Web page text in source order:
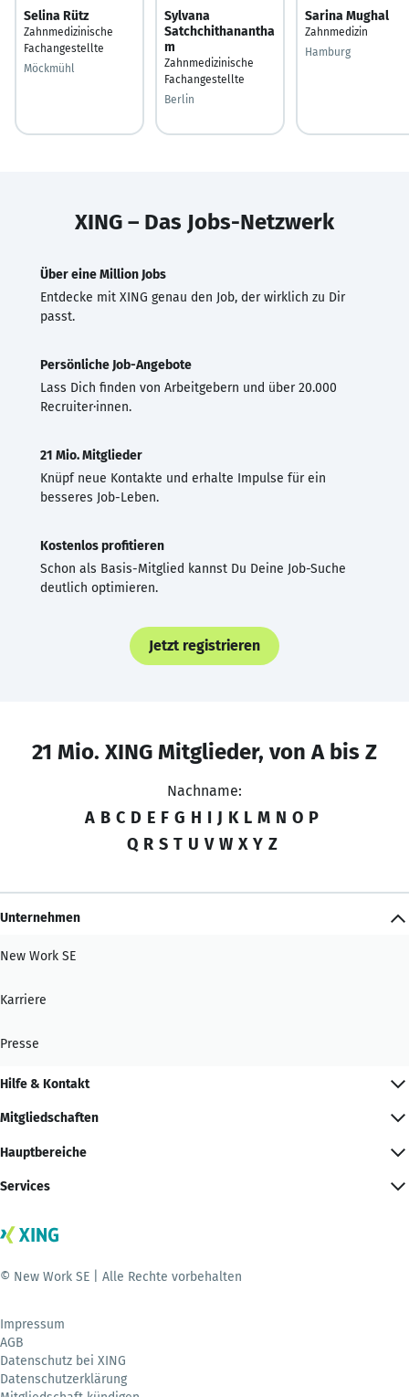
Selina Rütz
Zahnmedizinische
Fachangestellte
Möckmühl
Sylvana
Satchchithanantha
m
Zahnmedizinische
Fachangestellte
Berlin
Sarina Mughal
Zahnmedizin
Hamburg
XING – Das Jobs-Netzwerk
Über eine Million Jobs
Entdecke mit XING genau den Job, der wirklich zu Dir
passt.
Persönliche Job-Angebote
Lass Dich finden von Arbeitgebern und über 20.000
Recruiter·innen.
21 Mio. Mitglieder
Knüpf neue Kontakte und erhalte Impulse für ein
besseres Job-Leben.
Kostenlos profitieren
Schon als Basis-Mitglied kannst Du Deine Job-Suche
deutlich optimieren.
Jetzt registrieren
21 Mio. XING Mitglieder, von A bis Z
Nachname:
A B C D E F G H I J K L M N O P
Q R S T U V W X Y Z
Unternehmen
New Work SE
Karriere
Presse
Hilfe & Kontakt
Mitgliedschaften
Hauptbereiche
Services
© New Work SE | Alle Rechte vorbehalten
Impressum
AGB
Datenschutz bei XING
Datenschutzerklärung